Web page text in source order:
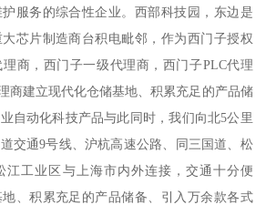
服务的综合性企业。西部科技园，东边是
芯片制造商台积电毗邻，作为西门子授权
商，西门子一级代理商，西门子PLC代理
商建立现代化仓储基地、积累充足的产品储
自动化科技产品与此同时，我们向北5公里
交通9号线、沪杭高速公路、同三国道、松
江工业区与上海市内外连接，交通十分便
、积累充足的产品储备、引入万余款各式